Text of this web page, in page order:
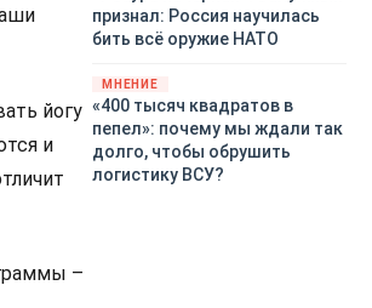
йогу
и
–
этом позорном посту.
Рассмотрим, кто же рвётся на
признал: Россия научилась
бить всё оружие НАТО
МНЕНИЕ
«400 тысяч квадратов в
пепел»: почему мы ждали так
долго, чтобы обрушить
логистику ВСУ?